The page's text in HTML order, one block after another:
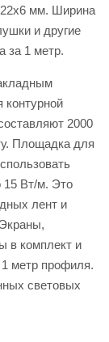
мм. Ширина
и другие
за 1 метр.
2000
Площадка для
15 Вт/м. Это
лент и
в комплект и
метр профиля.
световых